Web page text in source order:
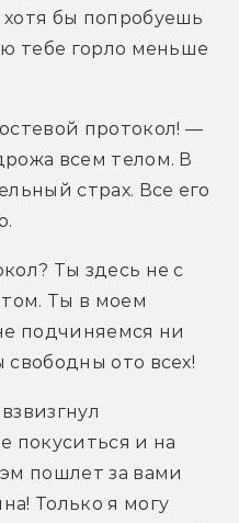
бы попробуешь
тебе горло меньше
протокол! —
всем телом. В
страх. Все его
Ты здесь не с
Ты в моем
подчиняемся ни
ото всех!
покуситься и на
пошлет за вами
Только я могу